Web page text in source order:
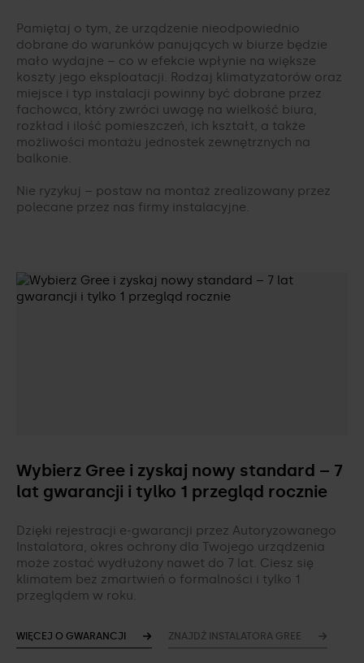
Pamiętaj o tym, że urządzenie nieodpowiednio
dobrane do warunków panujących w biurze będzie
mało wydajne – co w efekcie wpłynie na większe
koszty jego eksploatacji. Rodzaj klimatyzatorów oraz
miejsce i typ instalacji powinny być dobrane przez
fachowca, który zwróci uwagę na wielkość biura,
rozkład i ilość pomieszczeń, ich kształt, a także
możliwości montażu jednostek zewnętrznych na
balkonie.
Nie ryzykuj – postaw na montaż zrealizowany przez
polecane przez nas firmy instalacyjne.
Wybierz Gree i zyskaj nowy standard – 7
lat gwarancji i tylko 1 przegląd rocznie
Dzięki rejestracji e-gwarancji przez Autoryzowanego
Instalatora, okres ochrony dla Twojego urządzenia
może zostać wydłużony nawet do 7 lat. Ciesz się
klimatem bez zmartwień o formalności i tylko 1
przeglądem w roku.
WIĘCEJ O GWARANCJI ZNAJDŹ INSTALATORA GREE